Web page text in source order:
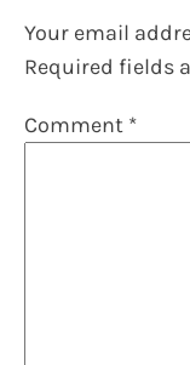
Your email
Required fields
Comment *